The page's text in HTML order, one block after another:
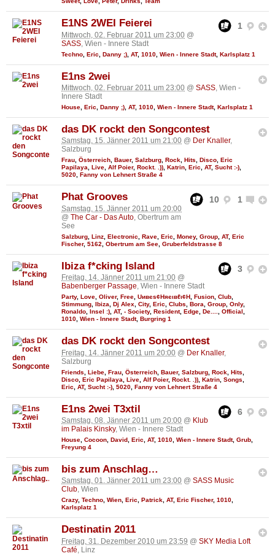
1
E1NS 2WEI Feierei
Mittwoch, 02. Februar 2011 um 23:00 @
SASS , Wien - Innere Stadt
Techno Eric Danny ;) AT, 1010 Wien - Innere Stadt, Karlsplatz 1
E1ns 2wei
Mittwoch, 02. Februar 2011 um 23:00 @ SASS, Wien -
Innere Stadt
House Eric Danny ;) AT, 1010 Wien - Innere Stadt, Karlsplatz 1
das DK rockt den Songcontest
Samstag, 15. Jänner 2011 um 21:00 @ Der Knaller,
Salzburg
Frau, Österreich, Bauer, Salzburg, Rock, Hits, Disco, Eric
Papilaya, Live, Alf Poier, Rockt. .)), Katrin, Eric, AT, Sucht :-),
5020, Fanny von Lehnert Straße 4
10 1
Phat Grooves
Samstag, 15. Jänner 2011 um 20:00
@ The Car - Das Auto , Obertrum am
See
Salzburg Linz Electronic Rave Eric Money, Group AT, Eric
Fischer, 5162 Obertrum am See Gruberfeldstrasse 8
3
Ibiza f*cking Island
Freitag, 14. Jänner 2011 um 21:00 @
Babenberger Passage, Wien - Innere Stadt
Party, Love Oliver, Free Uивєs¢Няєιвℓι¢Н Fusion Club
Stimmung Ibiza Dj Alex City, Eric Clubs Bora Group Only,
Ronaldo Insel :) AT, - Society, Resident, Edge De.... Official
1010 Wien - Innere Stadt, Burgring 1
das DK rockt den Songcontest
Freitag, 14. Jänner 2011 um 20:00 @ Der Knaller,
Salzburg
Friends Liebe Frau Österreich Bauer, Salzburg Rock Hits
Disco Eric Papilaya Live Alf Poier, Rockt. .)) Katrin Songs
Eric
AT, Sucht :-) 5020 Fanny von Lehnert Straße 4
6
E1ns 2wei T3xtil
Samstag, 08. Jänner 2011 um 20:00 @ Klub
im Palais Kinsky, Wien - Innere Stadt
House Cocoon David Eric AT, 1010 Wien - Innere Stadt, Grub
Freyung 4
bis zum Anschlag…
Samstag, 01. Jänner 2011 um 23:00 @ SASS Music
Club, Wien
Crazy, Techno, Wien, Eric, Patrick, AT, Eric Fischer, 1010,
Karlsplatz 1
Destinatin 2011
Freitag, 31. Dezember 2010 um 23:59 @ SKY Media Loft
Café , Linz